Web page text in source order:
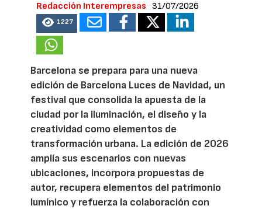
Redacción Interempresas 31/07/2026
1227
Barcelona se prepara para una nueva
edición de Barcelona Luces de Navidad, un
festival que consolida la apuesta de la
ciudad por la iluminación, el diseño y la
creatividad como elementos de
transformación urbana. La edición de 2026
amplía sus escenarios con nuevas
ubicaciones, incorpora propuestas de
autor, recupera elementos del patrimonio
lumínico y refuerza la colaboración con